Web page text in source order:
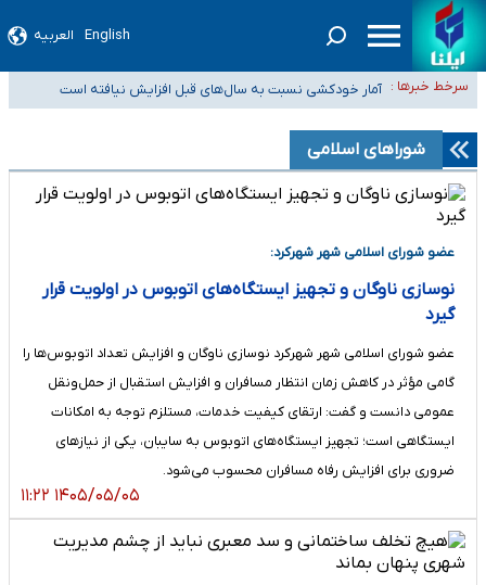
English العربیه
سرخط خبرها :
سیدحسن خمینی عزادار شد
آمار خودکشی نسبت به سال‌های قبل افزایش نیافته است
نباید تفسیرهای سلیقه‌ای از مواضع رسمی کشور ارائه شود
«زیرمیزی» برای داوطلبان پزشکی سراب است/ دریافت‌های غیرمتعارف در شأن
پزشکی و کشورمان نیست/ نظام سلامت جلوی این رویه را بگیرد
شوراهای اسلامی
عضو شورای اسلامی شهر شهرکرد:
نوسازی ناوگان و تجهیز ایستگاه‌های اتوبوس در اولویت قرار
گیرد
عضو شورای اسلامی شهر شهرکرد نوسازی ناوگان و افزایش تعداد اتوبوس‌ها را
گامی مؤثر در کاهش زمان انتظار مسافران و افزایش استقبال از حمل‌ونقل
عمومی دانست و گفت: ارتقای کیفیت خدمات، مستلزم توجه به امکانات
ایستگاهی است؛ تجهیز ایستگاه‌های اتوبوس به سایبان، یکی از نیازهای
ضروری برای افزایش رفاه مسافران محسوب می‌شود.
۱۴۰۵/۰۵/۰۵ ۱۱:۲۲